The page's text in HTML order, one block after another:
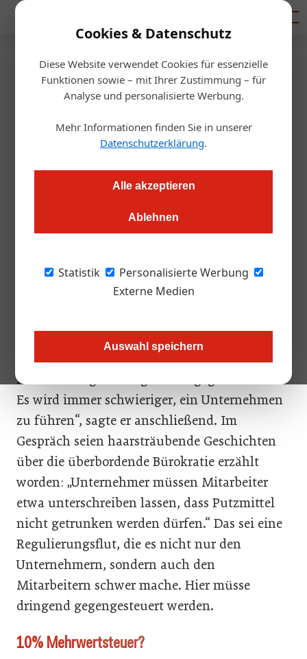
Cookies & Datenschutz
Diese Website verwendet Cookies für essenzielle
Funktionen sowie – mit Ihrer Zustimmung – für
Analyse und personalisierte Werbung.
Mehr Informationen finden Sie in unserer
Datenschutzerklärung.
Alle akzeptieren
Ablehnen
Statistik
Personalisierte Werbung
Externe Medien
Auswahl speichern
Startseite/Gastro & Hotel
Kurz will Mehrwertsteuer
senken
ÖVP-Chef Sebastian Kurz hat am Dienstag in
fortgesetzt und sich dabei mit zehn Spitzen-
Vertretern der Tourismusbranche getroffen.
gedauert. Kurz ortete vor allem zwei
Handlungsfelder. „Wir müssen dringend der
massiven Regulierungsdichte gegensteuern.
Es wird immer schwieriger, ein Unternehmen
zu führen“, sagte er anschließend. Im
Gespräch seien haarsträubende Geschichten
über die überbordende Bürokratie erzählt
worden: „Unternehmer müssen Mitarbeiter
etwa unterschreiben lassen, dass Putzmittel
nicht getrunken werden dürfen.“ Das sei eine
Regulierungsflut, die es nicht nur den
Unternehmern, sondern auch den
Mitarbeitern schwer mache. Hier müsse
dringend gegengesteuert werden.
10% Mehrwertsteuer?